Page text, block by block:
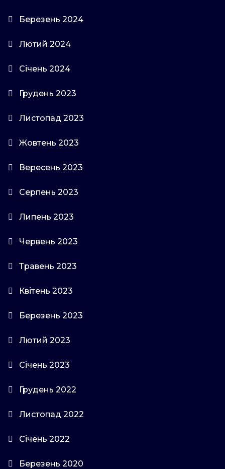
Березень 2024
Лютий 2024
Січень 2024
Грудень 2023
Листопад 2023
Жовтень 2023
Вересень 2023
Серпень 2023
Липень 2023
Червень 2023
Травень 2023
Квітень 2023
Березень 2023
Лютий 2023
Січень 2023
Грудень 2022
Листопад 2022
Січень 2022
Березень 2020